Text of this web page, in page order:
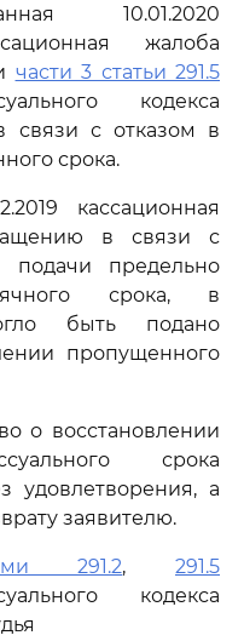
10.01.2020
жалоба
части 3 статьи 291.5
кодекса
связи с отказом в
срока.
кассационная
в связи с
предельно
срока, в
быть подано
пропущенного
о восстановлении
срока
удовлетворения, а
заявителю.
291.2,291.5
кодекса